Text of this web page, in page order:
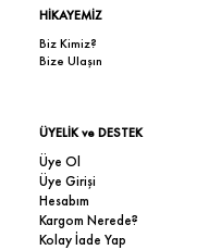
HİKAYEMİZ
Biz Kimiz?
Bize Ulaşın
ÜYELİK ve DESTEK
Üye Ol
Üye Girişi
Hesabım
Kargom Nerede?
Kolay İade Yap